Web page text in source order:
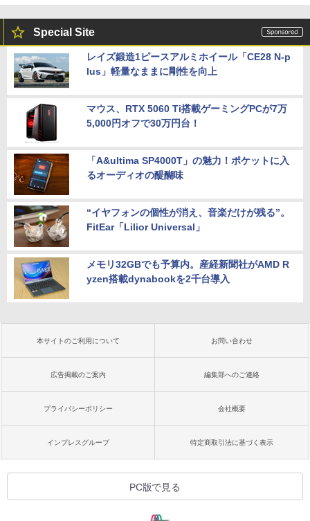
Special Site
レイズ鍛造1ピースアルミホイール「CE28 N-p
lus」軽量なままに剛性を向上
マウス、RTX 5060 Ti搭載ゲーミングPCが7万
5,000円オフで30万円台！
「A&ultima SP4000T」の魅力！ポケットに入
るオーディオの醍醐味
“イヤフォンの個性が消え、音楽だけが残る”。
FitEar「Lilior Universal」
メモリ32GBでも予算内。産経新聞社がAMD R
yzen搭載dynabookを2千台導入
本サイトのご利用について お問い合わせ
広告掲載のご案内 編集部へのご連絡
プライバシーポリシー 会社概要
インプレスグループ 特定商取引法に基づく表示
PC版で見る